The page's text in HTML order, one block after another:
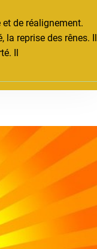
et de réalignement.
la reprise des rênes. Il
Il